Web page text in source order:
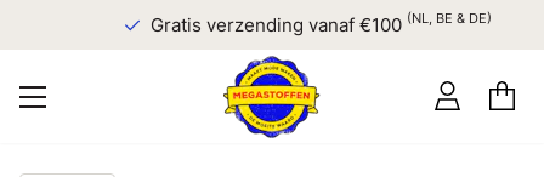
Gratis verzending vanaf €100(NL, BE & DE)